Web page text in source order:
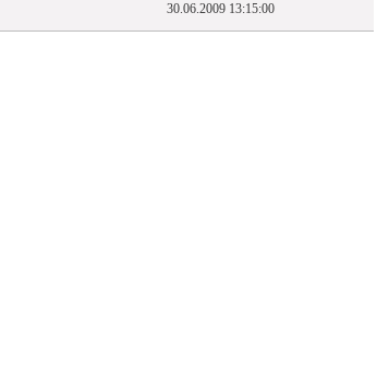
30.06.2009 13:15:00